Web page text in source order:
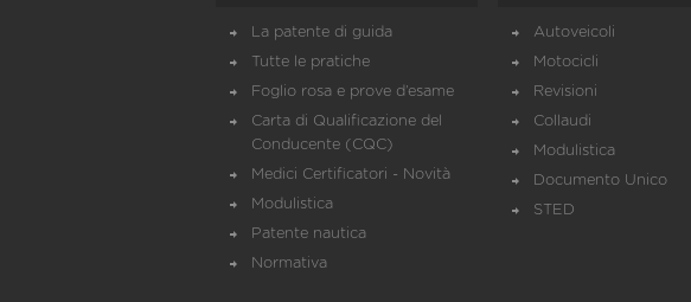
La patente di guida
Tutte le pratiche
Foglio rosa e prove d’esame
Carta di Qualificazione del
Conducente (CQC)
Medici Certificatori - Novità
Modulistica
Patente nautica
Normativa
Autoveicoli
Motocicli
Revisioni
Collaudi
Modulistica
Documento Unico
STED